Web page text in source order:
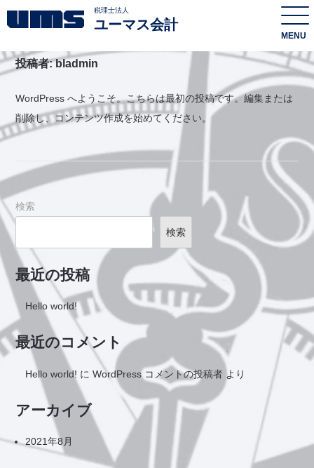
MENU
税理士法人
ユーマス会計
投稿者:bladmin
WordPress へようこそ。こちらは最初の投稿です。編集または
削除し、コンテンツ作成を始めてください。
検索
検索
最近の投稿
Hello world!
最近のコメント
Hello world! にWordPress コメントの投稿者 より
アーカイブ
2021年8月